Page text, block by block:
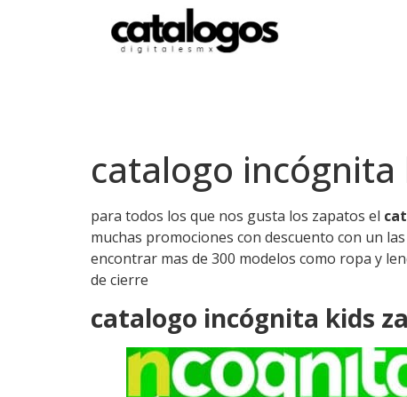
catalogo
para todos los que nos gusta los zapatos el
muchas promociones con descuento con un
encontrar mas de 300 modelos como ropa y
de cierre
catalogo incógnita kids